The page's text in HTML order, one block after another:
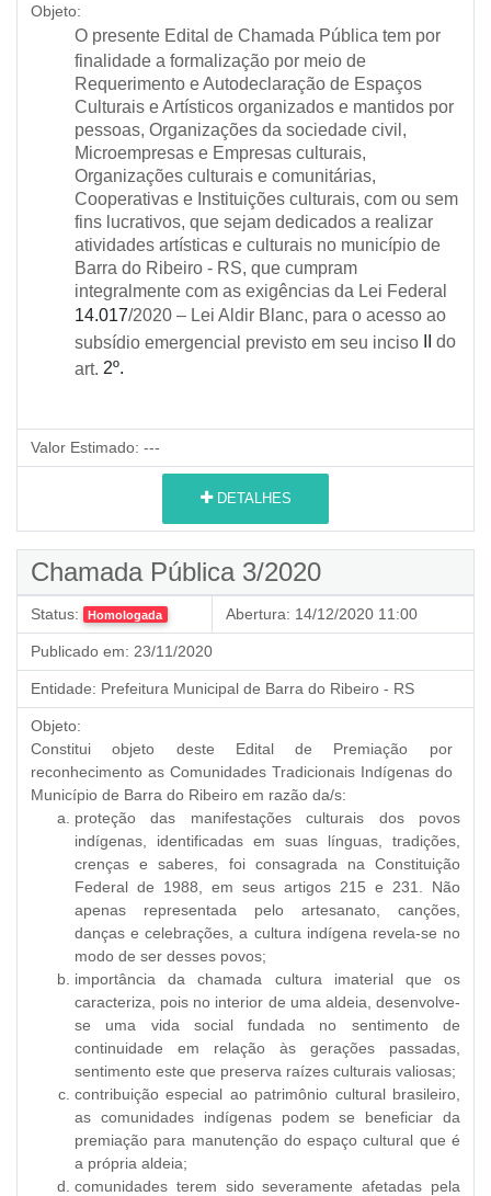
Objeto:
O presente Edital de Chamada Pública tem por
finalidade a formalização por meio de
Requerimento e Autodeclaração de Espaços
Culturais e Artísticos organizados e mantidos por
pessoas, Organizações da sociedade civil,
Microempresas e Empresas culturais,
Organizações culturais e comunitárias,
Cooperativas e Instituições culturais, com ou sem
fins lucrativos, que sejam dedicados a realizar
atividades artísticas e culturais no município de
Barra do Ribeiro - RS, que cumpram
integralmente com as exigências da Lei Federal
14.017/2020 – Lei Aldir Blanc, para o acesso ao
subsídio emergencial previsto em seu inciso do
art. 2º.
Valor Estimado: ---
DETALHES
Chamada Pública 3/2020
Status: Homologada Abertura: 14/12/2020 11:00
Publicado em: 23/11/2020
Entidade: Prefeitura Municipal de Barra do Ribeiro - RS
Objeto:
Constitui objeto deste Edital de Premiação por
reconhecimento as Comunidades Tradicionais Indígenas do
Município de Barra do Ribeiro em razão da/s:
proteção das manifestações culturais dos povos
indígenas, identificadas em suas línguas, tradições,
crenças e saberes, foi consagrada na Constituição
Federal de 1988, em seus artigos 215 e 231. Não
apenas representada pelo artesanato, canções,
danças e celebrações, a cultura indígena revela-se no
modo de ser desses povos;
importância da chamada cultura imaterial que os
caracteriza, pois no interior de uma aldeia, desenvolve-
se uma vida social fundada no sentimento de
continuidade em relação às gerações passadas,
sentimento este que preserva raízes culturais valiosas;
contribuição especial ao patrimônio cultural brasileiro,
as comunidades indígenas podem se beneficiar da
premiação para manutenção do espaço cultural que é
a própria aldeia;
comunidades terem sido severamente afetadas pela